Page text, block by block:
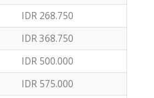
IDR 268.750
IDR 368.750
IDR 500.000
IDR 575.000